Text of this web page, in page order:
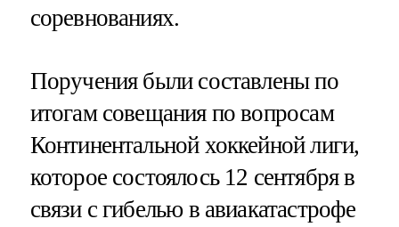
соревнованиях.
Поручения были составлены по
итогам совещания по вопросам
Континентальной хоккейной лиги,
которое состоялось 12 сентября в
связи с гибелью в авиакатастрофе